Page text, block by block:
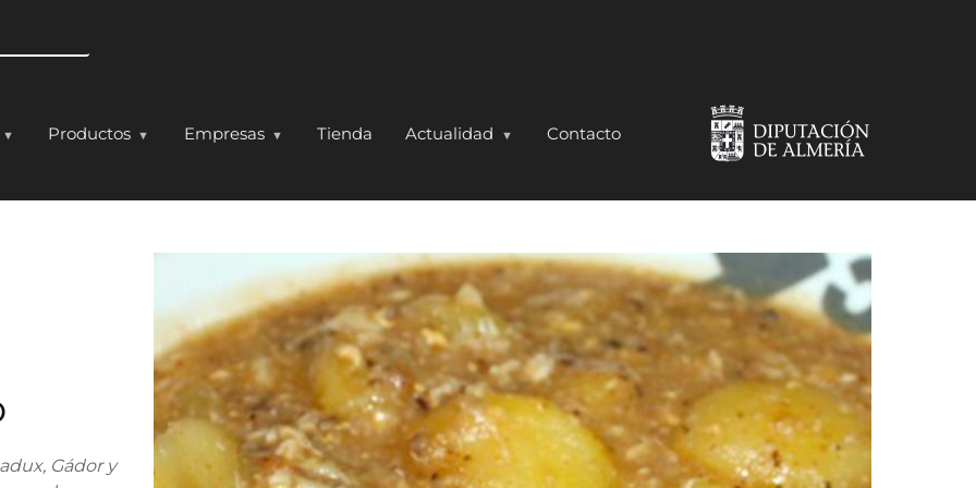
Productos Empresas Tienda Actualidad Contacto
Gádor y